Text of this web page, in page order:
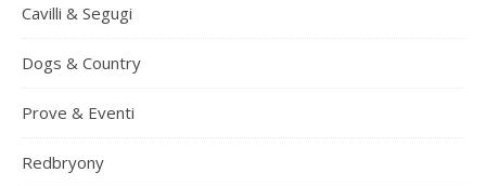
Cavilli & Segugi
Dogs & Country
Prove & Eventi
Redbryony